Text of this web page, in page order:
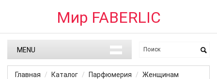
Мир FABERLIC
MENU
Главная Каталог Парфюмерия
Женщинам